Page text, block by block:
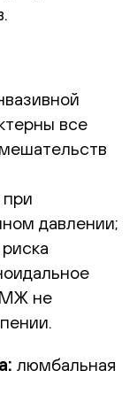
все
давлении;
не
люмбальная